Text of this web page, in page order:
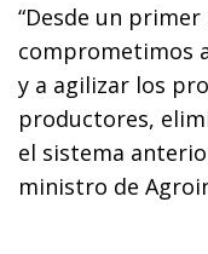
“Desde un
comprometimos
y a agilizar los
productores,
el sistema
ministro de